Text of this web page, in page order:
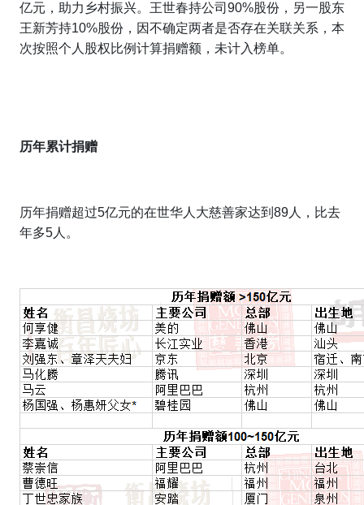
亿元，助力乡村振兴。王世春持公司90%股份，另一股东
王新芳持10%股份，因不确定两者是否存在关联关系，本
次按照个人股权比例计算捐赠额，未计入榜单。
历年累计捐赠
历年捐赠超过5亿元的在世华人大慈善家达到89人，比去
年多5人。